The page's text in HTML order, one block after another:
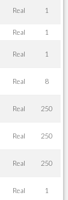
Real 1
Real 1
Real 1
Real 8
Real 250
Real 250
Real 250
Real 1